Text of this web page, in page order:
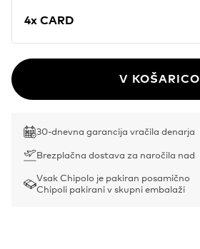
4x CARD
V KOŠARICO
30-dnevna garancija vračila denarja
Brezplačna dostava za naročila nad
Vsak Chipolo je pakiran posamično
Chipoli pakirani v skupni embalaži